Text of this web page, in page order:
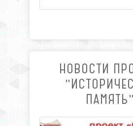
НОВОСТИ
ПАМЯТЬ"